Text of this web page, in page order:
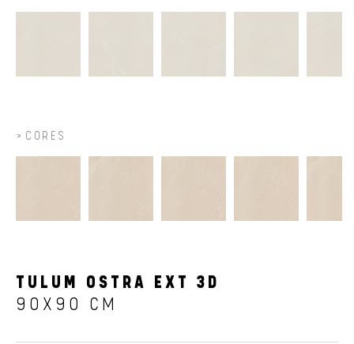
CORES
TULUM OSTRA EXT 3D
90X90 CM